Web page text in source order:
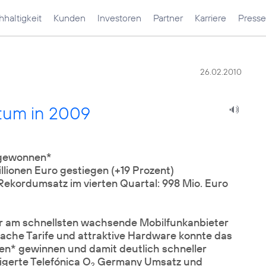
Kunden Investoren Partner Karriere Presse
26.02.2010
in 2009
Euro gestiegen (+19 Prozent)
im vierten Quartal: 998 Mio. Euro
schnellsten wachsende Mobilfunkanbieter
Tarife und attraktive Hardware konnte das
gewinnen und damit deutlich schneller
Telefónica O Germany Umsatz und